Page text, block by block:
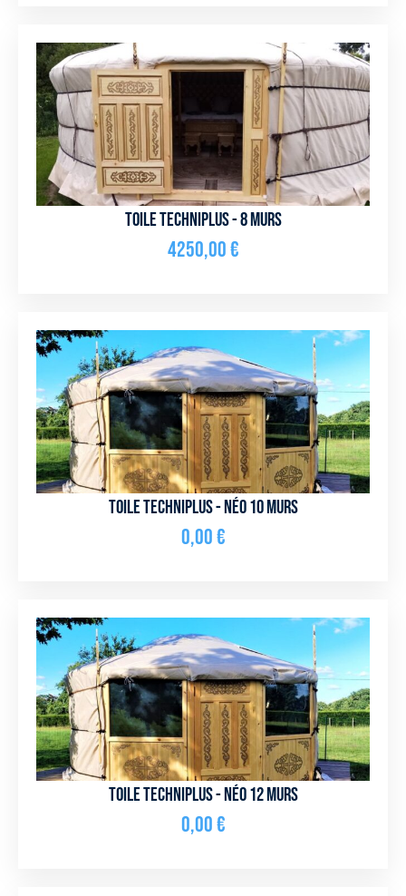
Toile Techniplus - 8 murs
4250,00€
Toile Techniplus - NÉO 10 murs
0,00€
Toile Techniplus - NÉO 12 murs
0,00€